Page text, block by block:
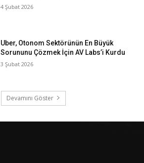
4 Şubat 2026
Uber, Otonom Sektörünün En Büyük
Sorununu Çözmek İçin AV Labs’i Kurdu
3 Şubat 2026
Devamını Göster